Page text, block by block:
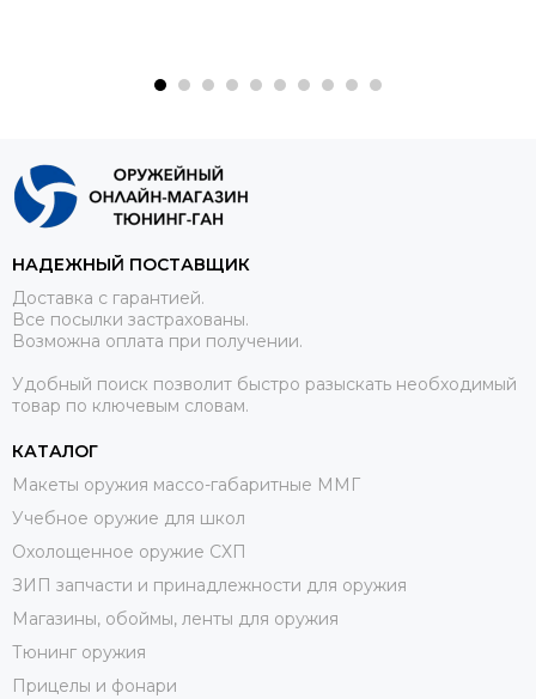
НАДЕЖНЫЙ ПОСТАВЩИК
Доставка с гарантией.
Все посылки застрахованы.
Возможна оплата при получении.
Удобный поиск позволит быстро разыскать необходимый
товар по ключевым словам.
КАТАЛОГ
Макеты оружия массо-габаритные ММГ
Учебное оружие для школ
Охолощенное оружие СХП
ЗИП запчасти и принадлежности для оружия
Магазины, обоймы, ленты для оружия
Тюнинг оружия
Прицелы и фонари